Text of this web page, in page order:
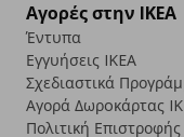
Αγορές στην IKEA
Έντυπα
Εγγυήσεις IKEA
Σχεδιαστικά
Αγορά Δωρoκάρτας
Πολιτική Επιστροφής